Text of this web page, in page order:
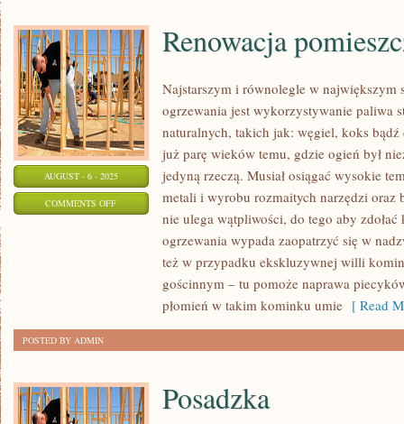
NIERUCHOMOŚCI
AUGUST - 6 - 2025
COMMENTS OFFON
RENOWACJA
POMIESZCZENIA
Renowacja
Najstarszym i równolegle w największym
ogrzewania jest wykorzystywanie paliwa
naturalnych, takich jak: węgiel, koks
już parę wieków temu, gdzie ogień był
jedyną rzeczą. Musiał osiągać wysokie
metali i wyrobu rozmaitych narzędzi oraz
nie ulega wątpliwości, do tego aby
ogrzewania wypada zaopatrzyć się w
też w przypadku ekskluzywnej willi
gościnnym – tu pomoże naprawa
płomień w takim kominku umie [ Read
POSTED BY ADMIN
Posadzka